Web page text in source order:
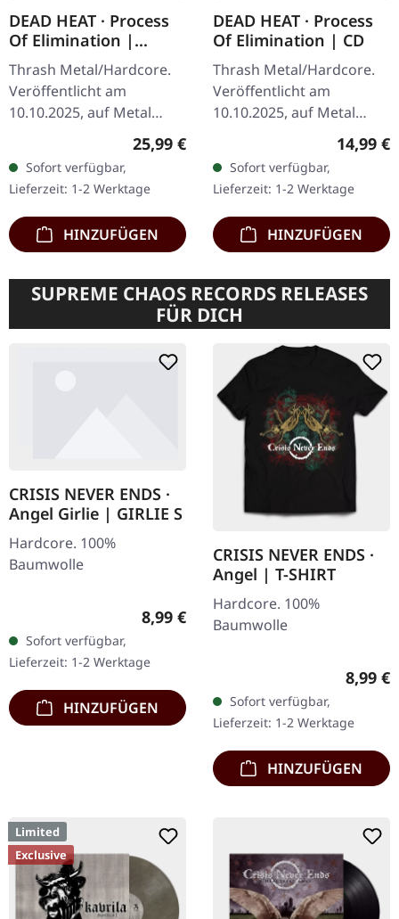
DEAD HEAT · Process
Of Elimination |
YELLOW/BROWN LP
Thrash Metal/Hardcore.
Veröffentlicht am
10.10.2025, auf Metal
Gelb/Braun marmoriertes
Vinyl mit Insert, Poster
und Download-Code.…
Regulärer Preis:
25,99 €
Sofort verfügbar,
Lieferzeit: 1-2 Werktage
HINZUFÜGEN
DEAD HEAT · Process
Of Elimination | CD
Thrash Metal/Hardcore.
Veröffentlicht am
10.10.2025, auf Metal
Blade Records. CD im
Standard Jewelcase. Dead
Heat liefern mit „Process
of…
14,99 €
Sofort verfügbar,
Lieferzeit: 1-2 Werktage
HINZUFÜGEN
SUPREME CHAOS RECORDS RELEASES
FÜR DICH
CRISIS NEVER ENDS ·
Angel Girlie | GIRLIE S
Hardcore. 100%
Baumwolle
Regulärer Preis:
8,99 €
Sofort verfügbar,
Lieferzeit: 1-2 Werktage
HINZUFÜGEN
CRISIS NEVER ENDS ·
Angel | T-SHIRT
Hardcore. 100%
Baumwolle
8,99 €
Sofort verfügbar,
Lieferzeit: 1-2 Werktage
HINZUFÜGEN
Limited
Exclusive